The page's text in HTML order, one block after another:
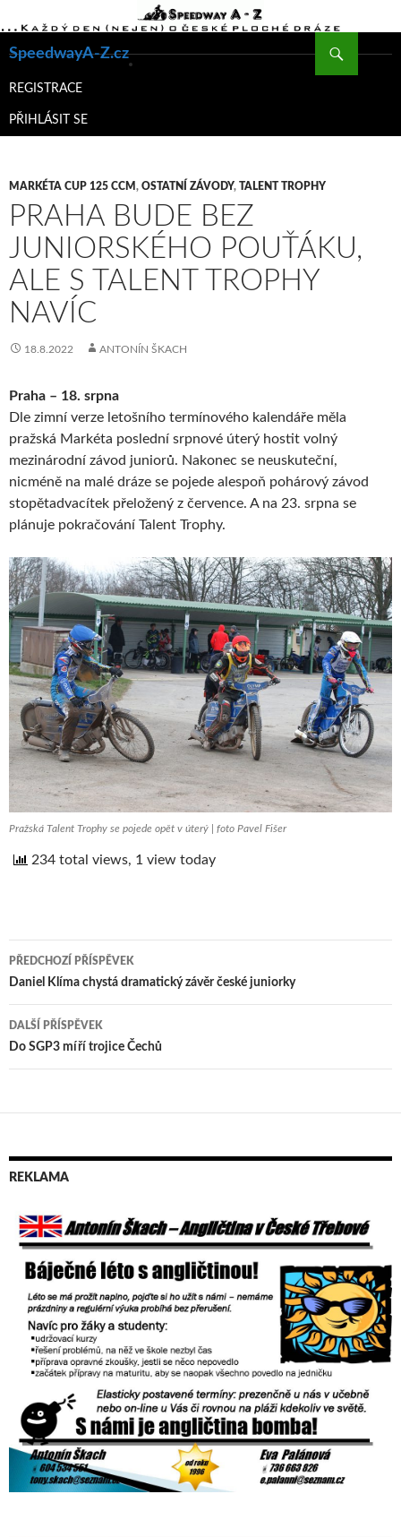
SpeedwayA-Z.cz
K
WEBU
REGISTRACE
PŘIHLÁSIT SE
MARKÉTA CUP 125 CCM , OSTATNÍ ZÁVODY, TALENT TROPHY
PRAHA BUDE BEZ
JUNIORSKÉHO POUŤÁKU,
ALE S TALENT TROPHY
NAVÍC
18.8.2022 ANTONÍN ŠKACH
Praha – 18. srpna
Dle zimní verze letošního termínového kalendáře měla
pražská Markéta poslední srpnové úterý hostit volný
mezinárodní závod juniorů. Nakonec se neuskuteční,
nicméně na malé dráze se pojede alespoň pohárový závod
stopětadvacítek přeložený z července. A na 23. srpna se
plánuje pokračování Talent Trophy.
Pražská Talent Trophy se pojede opět v úterý | foto Pavel Fišer
234 total views, 1 view today
Navigace
pro
příspěvek
PŘEDCHOZÍ PŘÍSPĚVEK
Daniel Klíma chystá dramatický závěr české juniorky
DALŠÍ PŘÍSPĚVEK
Do SGP3 míří trojice Čechů
REKLAMA